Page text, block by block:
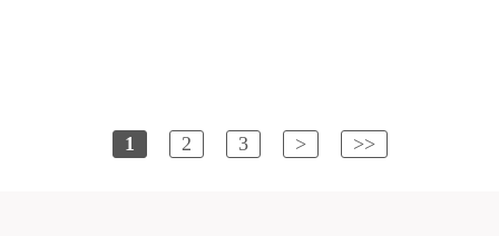
1 2 3 > >>